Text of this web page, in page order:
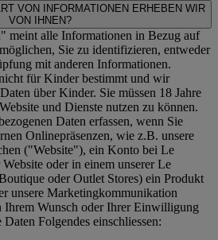
VON INFORMATIONEN ERHEBEN WIR
VON IHNEN?
meint alle Informationen in Bezug auf
Sie zu identifizieren, entweder
mit anderen Informationen.
für Kinder bestimmt und wir
über Kinder. Sie müssen 18 Jahre
und Dienste nutzen zu können.
Daten erfassen, wenn Sie
Onlinepräsenzen, wie z.B. unsere
("Website"), ein Konto bei Le
oder in einem unserer Le
oder Outlet Stores) ein Produkt
unsere Marketingkommunikation
Ihrem Wunsch oder Ihrer Einwilligung
Folgendes einschliessen: